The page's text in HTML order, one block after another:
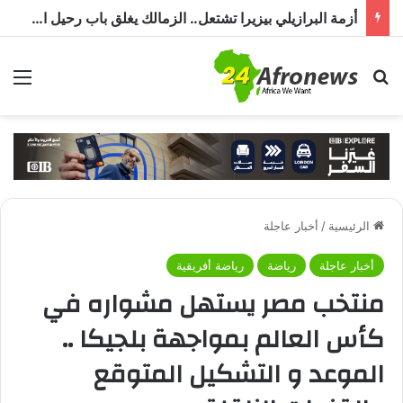
بحث عن
الرئيسية / أخبار عاجلة
أخبار عاجلة رياضة رياضة أفريقية
منتخب مصر يستهل مشواره في
كأس العالم بمواجهة بلجيكا ..
الموعد و التشكيل المتوقع